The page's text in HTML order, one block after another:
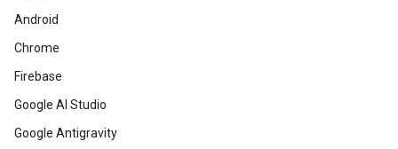
Android
Chrome
Firebase
Google AI Studio
Google Antigravity